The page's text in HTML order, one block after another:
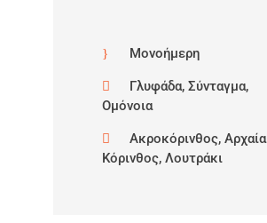
Μονοήμερη
Γλυφάδα, Σύνταγμα,
Ομόνοια
Ακροκόρινθος, Αρχαία
Κόρινθος, Λουτράκι